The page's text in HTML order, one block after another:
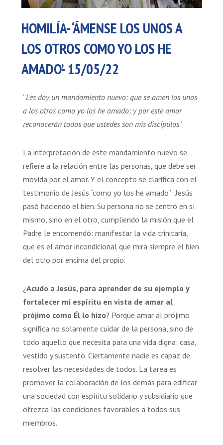
HOMILÍA- ‘ÁMENSE LOS UNOS A
LOS OTROS COMO YO LOS HE
AMADO’- 15/05/22
“Les doy un mandamiento nuevo: que se amen los unos
a los otros como yo los he amado; y por este amor
reconocerán todos que ustedes son mis discípulos”.
La interpretación de este mandamiento nuevo se
refiere a la relación entre las personas, que debe ser
movida por el amor. Y el concepto se clarifica con el
testimonio de Jesús “como yo los he amado”. Jesús
pasó haciendo el bien. Su persona no se centró en sí
mismo, sino en el otro, cumpliendo la misión que el
Padre le encomendó: manifestar la vida trinitaria,
que es el amor incondicional que mira siempre el bien
del otro por encima del propio.
¿Acudo a Jesús, para aprender de su ejemplo y
fortalecer mi espíritu en vista de amar al
prójimo como Él lo hizo? Porque amar al prójimo
significa no solamente cuidar de la persona, sino de
todo aquello que necesita para una vida digna: casa,
vestido y sustento. Ciertamente nadie es capaz de
resolver las necesidades de todos. La tarea es
promover la colaboración de los demás para edificar
una sociedad con espíritu solidario y subsidiario que
ofrezca las condiciones favorables a todos sus
miembros.